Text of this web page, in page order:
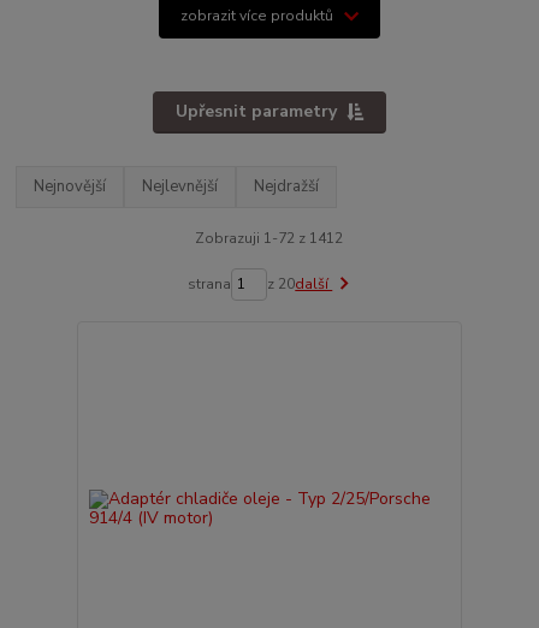
zobrazit více produktů
Upřesnit parametry
Nejnovější Nejlevnější Nejdražší
Zobrazuji 1-72 z 1412
strana z 20další